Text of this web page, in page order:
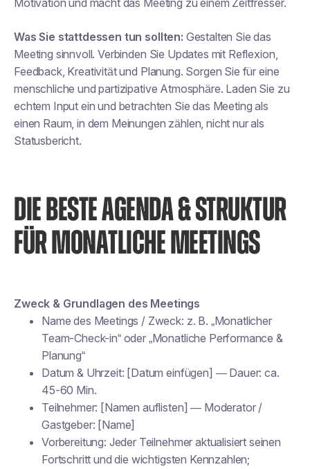
Motivation und macht das Meeting zu einem Zeitfresser.
Was Sie stattdessen tun sollten: Gestalten Sie das
Meeting sinnvoll. Verbinden Sie Updates mit Reflexion,
Feedback, Kreativität und Planung. Sorgen Sie für eine
menschliche und partizipative Atmosphäre. Laden Sie zu
echtem Input ein und betrachten Sie das Meeting als
einen Raum, in dem Meinungen zählen, nicht nur als
Statusbericht.
DIE BESTE AGENDA & STRUKTUR
FÜR MONATLICHE MEETINGS
Zweck & Grundlagen des Meetings
Name des Meetings / Zweck: z. B. „Monatlicher
Team-Check-in“ oder „Monatliche Performance &
Planung“
Datum & Uhrzeit: [Datum einfügen] — Dauer: ca.
45-60 Min.
Teilnehmer: [Namen auflisten] — Moderator /
Gastgeber: [Name]
Vorbereitung: Jeder Teilnehmer aktualisiert seinen
Fortschritt und die wichtigsten Kennzahlen;